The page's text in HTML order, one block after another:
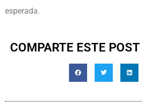
esperada.
COMPARTE ESTE POST